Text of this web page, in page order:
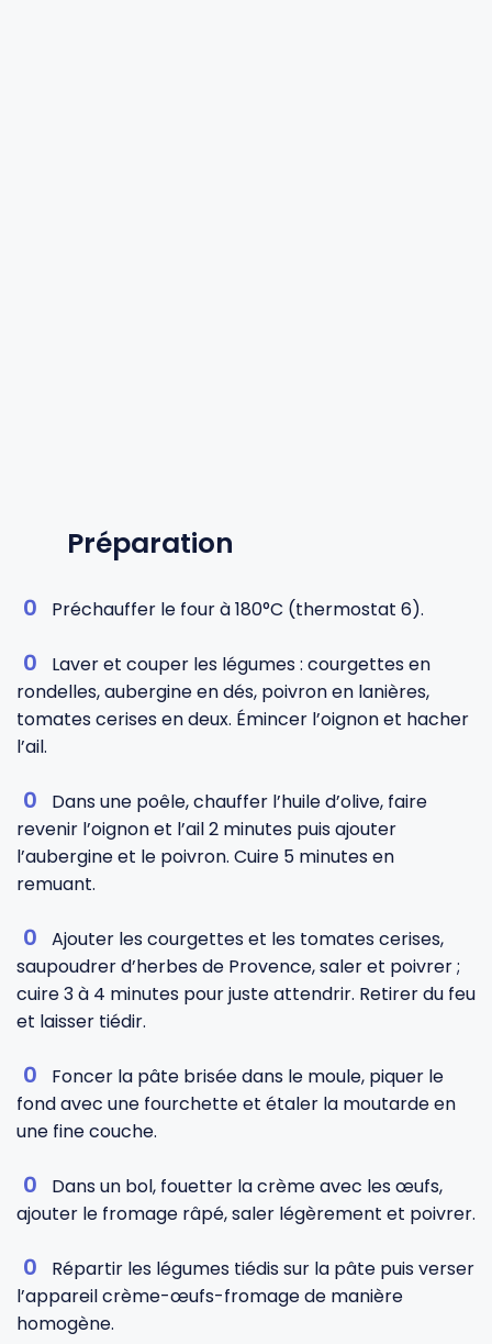
Préparation
Préchauffer le four à 180°C (thermostat 6).
Laver et couper les légumes : courgettes en
rondelles, aubergine en dés, poivron en lanières,
tomates cerises en deux. Émincer l’oignon et hacher
l’ail.
Dans une poêle, chauffer l’huile d’olive, faire
revenir l’oignon et l’ail 2 minutes puis ajouter
l’aubergine et le poivron. Cuire 5 minutes en
remuant.
Ajouter les courgettes et les tomates cerises,
saupoudrer d’herbes de Provence, saler et poivrer ;
cuire 3 à 4 minutes pour juste attendrir. Retirer du feu
et laisser tiédir.
Foncer la pâte brisée dans le moule, piquer le
fond avec une fourchette et étaler la moutarde en
une fine couche.
Dans un bol, fouetter la crème avec les œufs,
ajouter le fromage râpé, saler légèrement et poivrer.
Répartir les légumes tiédis sur la pâte puis verser
l’appareil crème-œufs-fromage de manière
homogène.